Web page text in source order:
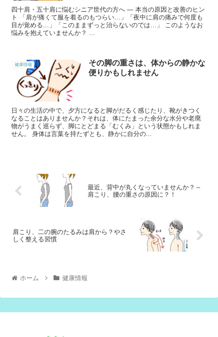
四十肩・五十肩に悩むシニア世代の方へ ― 本当の原因と改善のヒン
ト 「肩が痛くて服を着るのもつらい…」「夜中に肩の痛みで何度も
目が覚める…」「このままずっと治らないのでは…」 このようなお
悩みを抱えていませんか？ ...
健康情報
その脚の重さは、体からの静かな
便りかもしれません
日々の生活の中で、夕方になると脚がだるく感じたり、靴がきつく
なることはありませんか？それは、体にたまった余分な水分や老廃
物がうまく巡らず、脚にとどまる「むくみ」という状態かもしれま
せん。 身体は言葉を持たずとも、静かに自分の...
最近、背中が丸くなっていませんか？～
肩こり、腰の重さの原因に？！
肩こり、二の腕のたるみは肩から？やさ
しく整える習慣
ホーム 健康情報